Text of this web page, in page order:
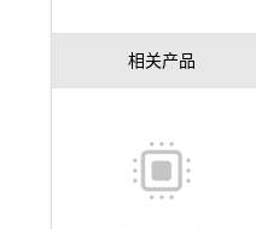
相关产品